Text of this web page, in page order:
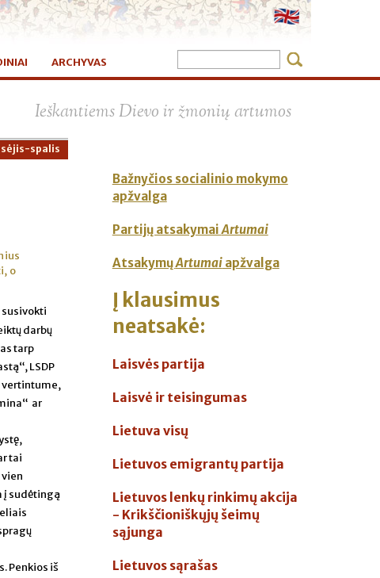
ARCHYVAS
Ieškantiems Dievo ir žmonių artumos
spalis
o
darbų
tarp
LSDP
vertintume,
ar
tai
į sudėtingą
Penkios iš
Bažnyčios socialinio mokymo
apžvalga
Partijų atsakymaiArtumai
AtsakymųArtumaiapžvalga
Į klausimus
neatsakė:
Laisvės partija
Laisvė ir teisingumas
Lietuva visų
Lietuvos emigrantų partija
Lietuvos lenkų rinkimų akcija
- Krikščioniškųjų šeimų
sąjunga
Lietuvos sąrašas